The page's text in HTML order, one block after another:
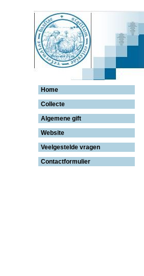
Home
Collecte
Algemene gift
Website
Veelgestelde vragen
Contactformulier